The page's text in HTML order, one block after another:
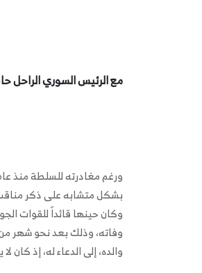
مع الرئيس السوري الراحل
وكان حينها قائداً للقوات
وفاته، وذلك بعد نحو شهر
والده، إلى الدعاء له، إذ كان